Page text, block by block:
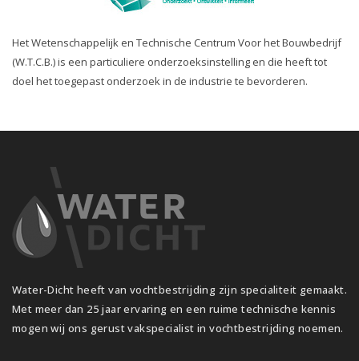
Het Wetenschappelijk en Technische Centrum Voor het Bouwbedrijf
(W.T.C.B.) is een particuliere onderzoeksinstelling en die heeft tot
doel het toegepast onderzoek in de industrie te bevorderen.
Water-Dicht heeft van vochtbestrijding zijn specialiteit gemaakt.
Met meer dan 25 jaar ervaring en een ruime technische kennis
mogen wij ons gerust vakspecialist in vochtbestrijding noemen.